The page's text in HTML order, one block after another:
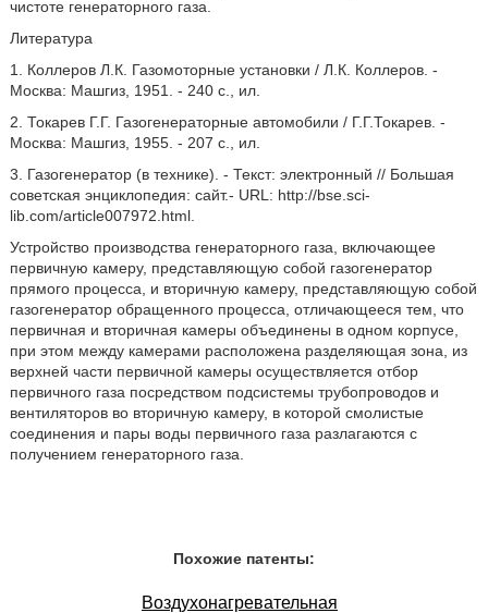
чистоте генераторного газа.
Литература
1. Коллеров Л.К. Газомоторные установки / Л.К. Коллеров. -
Москва: Машгиз, 1951. - 240 с., ил.
2. Токарев Г.Г. Газогенераторные автомобили / Г.Г.Токарев. -
Москва: Машгиз, 1955. - 207 с., ил.
3. Газогенератор (в технике). - Текст: электронный // Большая
советская энциклопедия: сайт.- URL: http://bse.sci-
lib.com/article007972.html.
Устройство производства генераторного газа, включающее
первичную камеру, представляющую собой газогенератор
прямого процесса, и вторичную камеру, представляющую собой
газогенератор обращенного процесса, отличающееся тем, что
первичная и вторичная камеры объединены в одном корпусе,
при этом между камерами расположена разделяющая зона, из
верхней части первичной камеры осуществляется отбор
первичного газа посредством подсистемы трубопроводов и
вентиляторов во вторичную камеру, в которой смолистые
соединения и пары воды первичного газа разлагаются с
получением генераторного газа.
Похожие патенты:
Воздухонагревательная